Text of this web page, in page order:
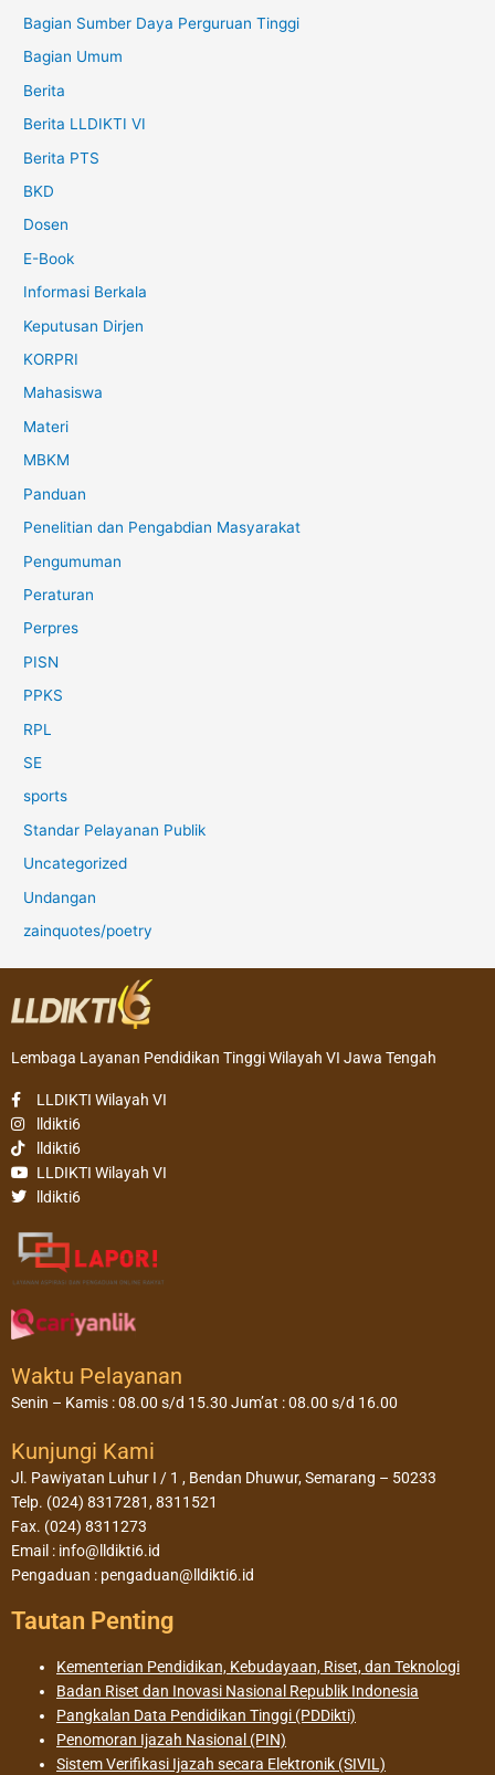
Bagian Sumber Daya Perguruan Tinggi
Bagian Umum
Berita
Berita LLDIKTI VI
Berita PTS
BKD
Dosen
E-Book
Informasi Berkala
Keputusan Dirjen
KORPRI
Mahasiswa
Materi
MBKM
Panduan
Penelitian dan Pengabdian Masyarakat
Pengumuman
Peraturan
Perpres
PISN
PPKS
RPL
SE
sports
Standar Pelayanan Publik
Uncategorized
Undangan
zainquotes/poetry
Lembaga Layanan Pendidikan Tinggi Wilayah VI Jawa Tengah
LLDIKTI Wilayah VI
lldikti6
lldikti6
LLDIKTI Wilayah VI
lldikti6
Waktu Pelayanan
Senin – Kamis : 08.00 s/d 15.30 Jum’at : 08.00 s/d 16.00
Kunjungi Kami
Jl. Pawiyatan Luhur I / 1 , Bendan Dhuwur, Semarang – 50233
Telp. (024) 8317281, 8311521
Fax. (024) 8311273
Email : info@lldikti6.id
Pengaduan : pengaduan@lldikti6.id
Tautan Penting
Kementerian Pendidikan, Kebudayaan, Riset, dan Teknologi
Badan Riset dan Inovasi Nasional Republik Indonesia
Pangkalan Data Pendidikan Tinggi (PDDikti)
Penomoran Ijazah Nasional (PIN)
Sistem Verifikasi Ijazah secara Elektronik (SIVIL)